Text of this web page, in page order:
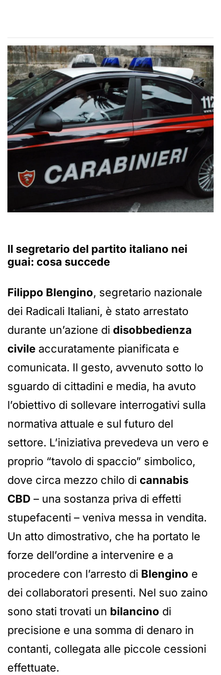
Il segretario del partito italiano nei
guai: cosa succede
Filippo Blengino, segretario nazionale
dei Radicali Italiani, è stato arrestato
durante un’azione di disobbedienza
civile accuratamente pianificata e
comunicata. Il gesto, avvenuto sotto lo
sguardo di cittadini e media, ha avuto
l’obiettivo di sollevare interrogativi sulla
normativa attuale e sul futuro del
settore. L’iniziativa prevedeva un vero e
proprio “tavolo di spaccio” simbolico,
dove circa mezzo chilo di cannabis
CBD – una sostanza priva di effetti
stupefacenti – veniva messa in vendita.
Un atto dimostrativo, che ha portato le
forze dell’ordine a intervenire e a
procedere con l’arresto di Blengino e
dei collaboratori presenti. Nel suo zaino
sono stati trovati un bilancino di
precisione e una somma di denaro in
contanti, collegata alle piccole cessioni
effettuate.